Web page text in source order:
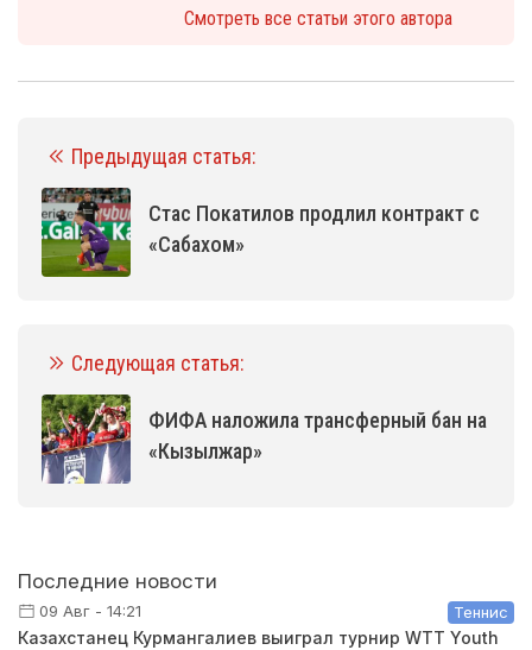
Смотреть все статьи этого автора
Предыдущая статья:
Стас Покатилов продлил контракт с
«Сабахом»
Следующая статья:
ФИФА наложила трансферный бан на
«Кызылжар»
Последние новости
09 Авг - 14:21 Теннис
Казахстанец Курмангалиев выиграл турнир WTT Youth